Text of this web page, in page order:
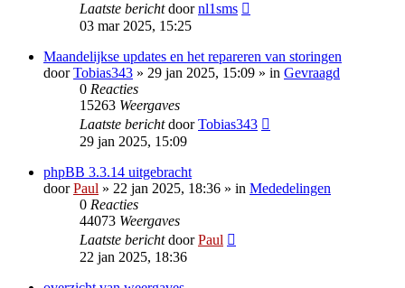
Laatste berichtdoornl1sms
03 mar 2025, 15:25
Maandelijkse updates en het repareren van storingen
doorTobias343 » 29 jan 2025, 15:09 » in Gevraagd
0 Reacties
15263 Weergaves
Laatste berichtdoorTobias343
29 jan 2025, 15:09
phpBB 3.3.14 uitgebracht
doorPaul » 22 jan 2025, 18:36 » in Mededelingen
0 Reacties
44073 Weergaves
Laatste berichtdoorPaul
22 jan 2025, 18:36